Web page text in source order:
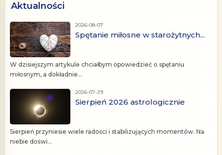
Aktualności
2026-08-07
Spętanie miłosne w starożytnych...
W dzisiejszym artykule chciałbym opowiedzieć o spętaniu
miłosnym, a dokładnie...
2026-07-29
Sierpień 2026 astrologicznie
Sierpień przyniesie wiele radości i stabilizujących momentów. Na
niebie doświ...